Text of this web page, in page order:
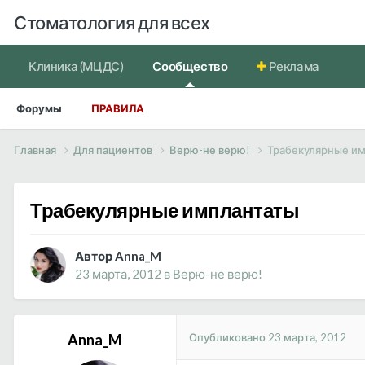
Стоматология для всех
Клиника (МЦДС) Сообщество
Форумы ПРАВИЛА
Реклама
Главная Для пациентов Верю-не верю! Трабекулярные
Трабекулярные имплантаты
Автор Anna_M
23 марта, 2012 в Верю-не верю!
Anna_M Опубликовано 23 марта, 2012